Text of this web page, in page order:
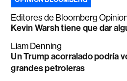
Editores de Bloomberg
Kevin Warsh tiene que dar
Liam Denning
Un Trump acorralado podría
grandes petroleras